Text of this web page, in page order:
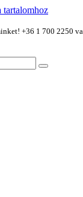
tartalomhoz
+36 1 700 2250